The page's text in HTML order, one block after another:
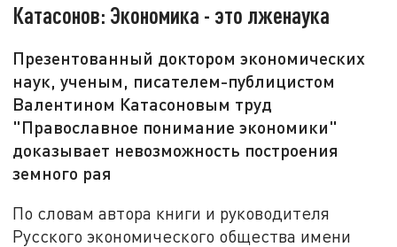
Катасонов: Экономика - это лженаука
Презентованный доктором экономических
наук, ученым, писателем-публицистом
Валентином Катасоновым труд
"Православное понимание экономики"
доказывает невозможность построения
земного рая
По словам автора книги и руководителя
Русского экономического общества имени